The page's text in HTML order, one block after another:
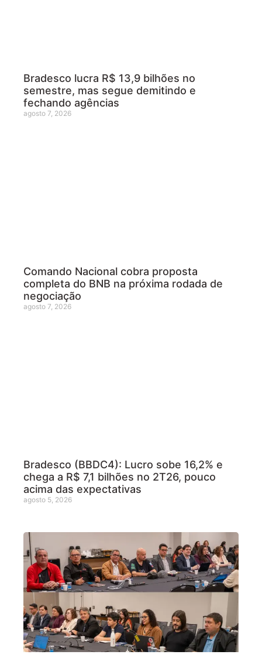
Bradesco lucra R$ 13,9 bilhões no
semestre, mas segue demitindo e
fechando agências
agosto 7, 2026
Comando Nacional cobra proposta
completa do BNB na próxima rodada de
negociação
agosto 7, 2026
Bradesco (BBDC4): Lucro sobe 16,2% e
chega a R$ 7,1 bilhões no 2T26, pouco
acima das expectativas
agosto 5, 2026